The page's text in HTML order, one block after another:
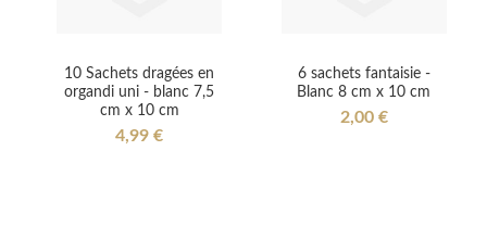
10 Sachets dragées en
organdi uni - blanc 7,5
cm x 10 cm
4,99 €
6 sachets fantaisie -
Blanc 8 cm x 10 cm
2,00 €